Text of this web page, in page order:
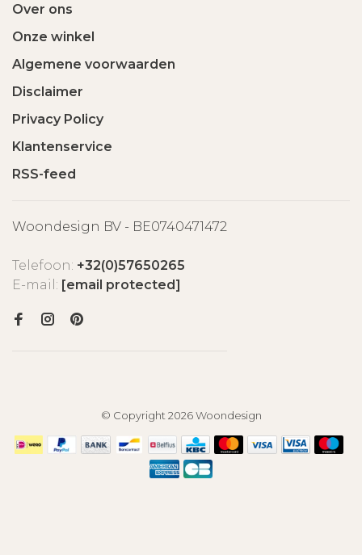
Over ons
Onze winkel
Algemene voorwaarden
Disclaimer
Privacy Policy
Klantenservice
RSS-feed
Woondesign BV - BE0740471472
Telefoon: +32(0)57650265
E-mail: [email protected]
© Copyright 2026 Woondesign